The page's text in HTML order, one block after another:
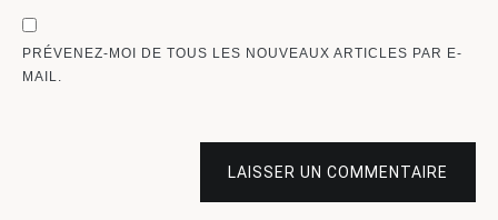
PRÉVENEZ-MOI DE TOUS LES NOUVEAUX ARTICLES PAR E-
MAIL.
LAISSER UN COMMENTAIRE